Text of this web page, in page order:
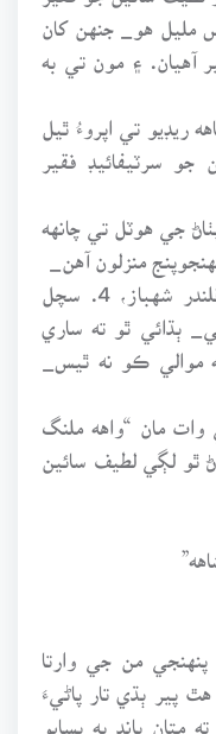
مليل هو_ جنهن کان
آهيان. ۽ مون تي به
ريڊيو تي اپروءُ ٿيل
جو سرٽيفائيڊ فقير
جي هوٽل تي چانهه
منزلون آهن_
• جيئو جنگ: 2. حمل فقير، 3. قلندر شهباز، 4. سچل
آهي_ ٻڌائي ٿو ته ساري
موالي ڪو نه ٿيس_
مان “واهه ملنگ
ٿو لڳي لطيف سائين
پنهنجي من جي وارتا
پير ٻڌي تار پاڻيءَ
متان پاند به پسايو